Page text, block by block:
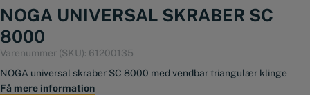
NOGA UNIVERSAL SKRABER SC
8000
Varenummer (SKU): 61200135
NOGA universal skraber SC 8000 med vendbar triangulær klinge
Få mere information